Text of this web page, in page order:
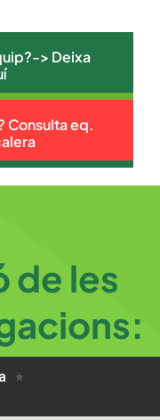
> Deixa
Consulta eq.
de les